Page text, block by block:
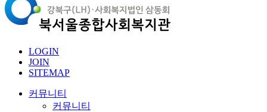
LOGIN
JOIN
SITEMAP
커뮤니티
커뮤니티